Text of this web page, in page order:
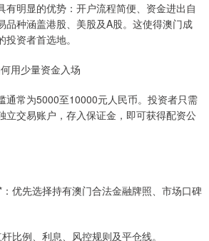
有明显的优势：开户流程简便、资金进出自
品种涵盖港股、美股及A股。这使得澳门成
资者首选地。
用少量资金入场
通常为5000至10000元人民币。投资者只需
立交易账户，存入保证金，即可获得配资公
优先选择持有澳门合法金融牌照、市场口碑
比例、利息、风控规则及平仓线。